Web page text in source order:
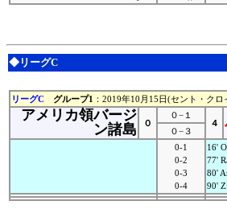
◆リーグC
リーグC グループ1 ：2019年10月15日(セント・クロ
アメリカ領バージ
ン諸島
０
０−１
４
０−３
0-1
0-2
0-3
0-4
16'
77'
80'
90'